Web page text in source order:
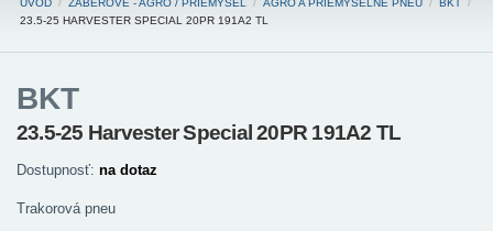
ÚVOD / ZÁBEROVÉ - AGRO / PRIEMYSEL / AGRO A PRIEMYSELNÉ PNEU / BKT /
23.5-25 HARVESTER SPECIAL 20PR 191A2 TL
BKT
23.5-25 Harvester Special 20PR 191A2 TL
Dostupnosť: na dotaz
Trakorová pneu